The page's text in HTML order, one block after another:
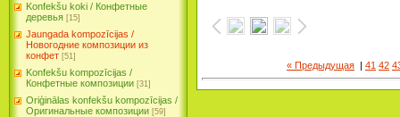
Konfekšu koki / Конфетные
деревья [15]
Jaungada kompozīcijas /
Новогодние композиции из
конфет [51]
Konfekšu kompozīcijas /
Конфетные композиции [31]
Oriģinālas konfekšu kompozīcijas /
Оригинальные композиции [59]
« Предыдущая | 41 42